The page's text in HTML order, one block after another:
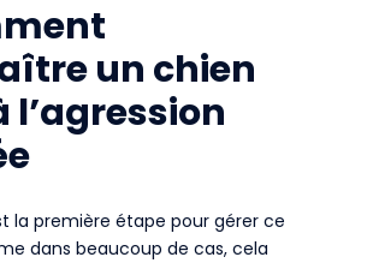
un chien
l’agression
la première étape pour gérer ce
dans beaucoup de cas, cela